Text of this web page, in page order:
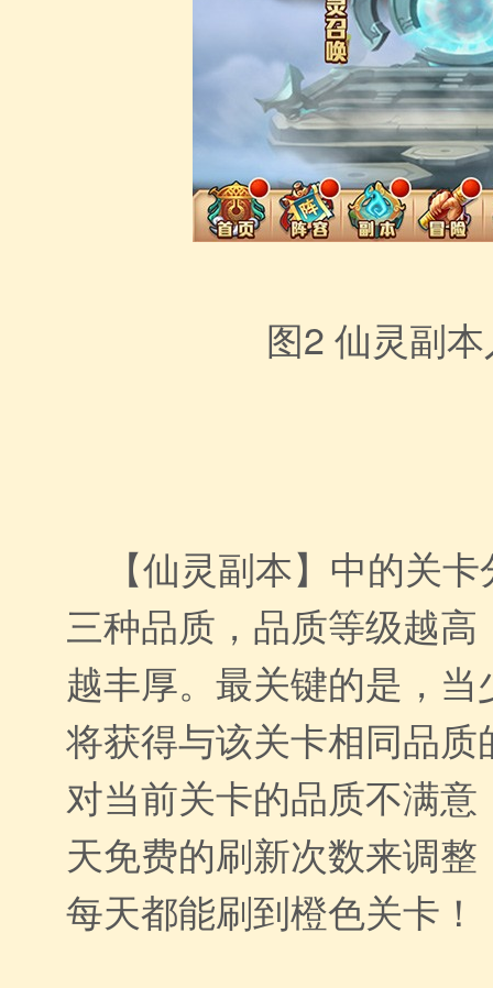
图2 仙灵副
【仙灵副本】中的关卡
三种品质，品质等级越
越丰厚。最关键的是，
将获得与该关卡相同品
对当前关卡的品质不满
天免费的刷新次数来调
每天都能刷到橙色关卡！